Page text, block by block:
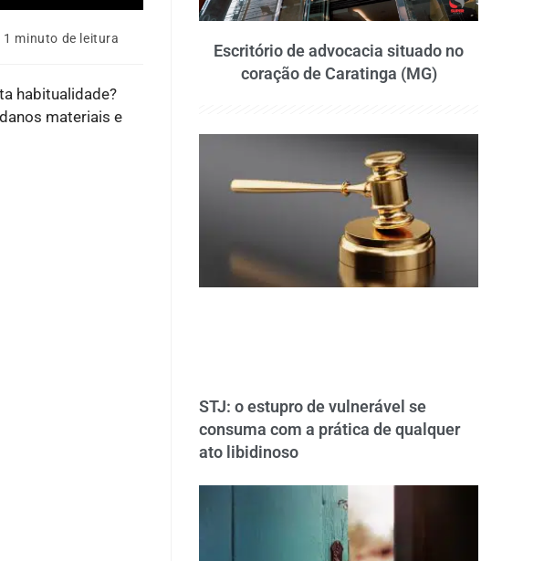
1 minuto de leitura
habitualidade?
materiais e
Escritório de advocacia situado no
coração de Caratinga (MG)
STJ: o estupro de vulnerável se
consuma com a prática de qualquer
ato libidinoso